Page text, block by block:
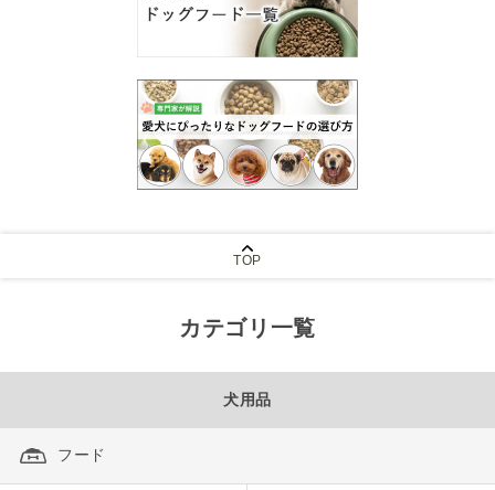
TOP
カテゴリ一覧
犬用品
フード